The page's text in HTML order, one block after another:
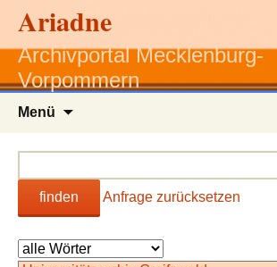
Ariadne
Archivportal Mecklenburg-
Vorpommern
Menü
finden Anfrage zurücksetzen